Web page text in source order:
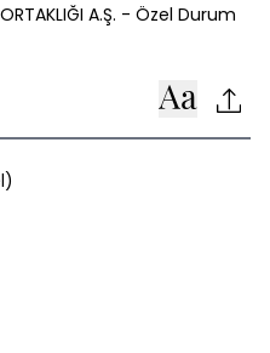
ORTAKLIĞI A.Ş. - Özel Durum